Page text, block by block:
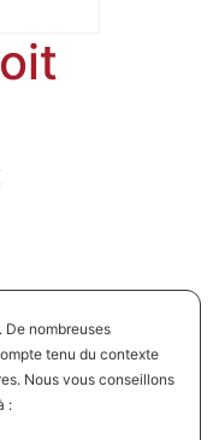
De nombreuses
tenu du contexte
Nous vous conseillons
: